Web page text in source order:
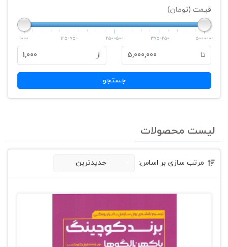
قیمت (تومان)
1000 1250750 2500500 3750250 5000000
تا 5,000,000 از 1,000
جستجو
لیست محصولات
مرتب سازی بر اساس: جدیدترین